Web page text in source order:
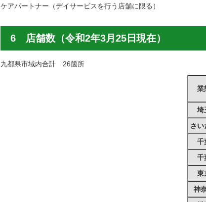
ケアパートナー（デイサービスを行う店舗に限る）
6 店舗数（令和2年3月25日現在）
九都県市域内合計 26箇所
業
埼
さい
千
千
東
神